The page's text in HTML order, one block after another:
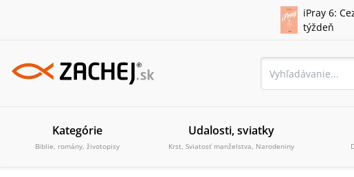
iPray 6:
týždeň
Kategórie
Biblie, romány, životopisy
Udalosti, sviatky
Krst, Sviatosť manželstva, Narodeniny